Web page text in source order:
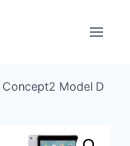
Concept2 Model D